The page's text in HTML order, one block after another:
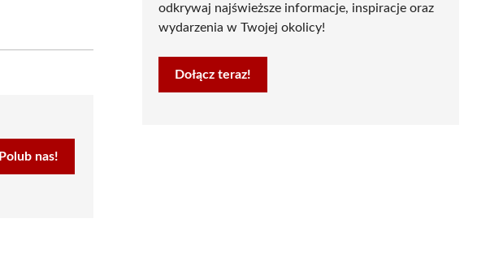
Polub nas!
odkrywaj najświeższe informacje, inspiracje oraz
wydarzenia w Twojej okolicy!
Dołącz teraz!